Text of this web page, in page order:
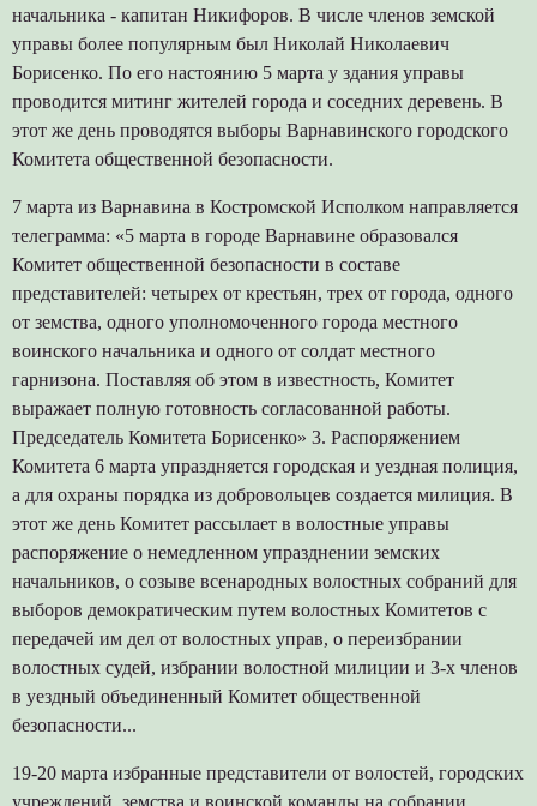
начальника - капитан Никифоров. В числе членов земской
управы более популярным был Николай Николаевич
Борисенко. По его настоянию 5 марта у здания управы
проводится митинг жителей города и соседних деревень. В
этот же день проводятся выборы Варнавинского городского
Комитета общественной безопасности.
7 марта из Варнавина в Костромской Исполком направляется
телеграмма: «5 марта в городе Варнавине образовался
Комитет общественной безопасности в составе
представителей: четырех от крестьян, трех от города, одного
от земства, одного уполномоченного города местного
воинского начальника и одного от солдат местного
гарнизона. Поставляя об этом в известность, Комитет
выражает полную готовность согласованной работы.
Председатель Комитета Борисенко» 3. Распоряжением
Комитета 6 марта упраздняется городская и уездная полиция,
а для охраны порядка из добровольцев создается милиция. В
этот же день Комитет рассылает в волостные управы
распоряжение о немедленном упразднении земских
начальников, о созыве всенародных волостных собраний для
выборов демократическим путем волостных Комитетов с
передачей им дел от волостных управ, о переизбрании
волостных судей, избрании волостной милиции и 3-х членов
в уездный объединенный Комитет общественной
безопасности...
19-20 марта избранные представители от волостей, городских